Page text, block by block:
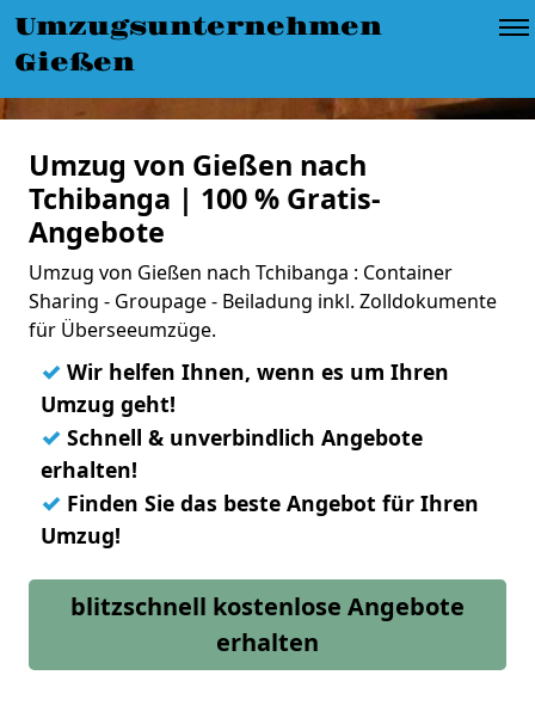
Umzugsunternehmen
Gießen
Umzug von Gießen nach
Tchibanga | 100 % Gratis-
Angebote
Umzug von Gießen nach Tchibanga : Container
Sharing - Groupage - Beiladung inkl. Zolldokumente
für Überseeumzüge.
✓ Wir helfen Ihnen, wenn es um Ihren
Umzug geht!
✓ Schnell & unverbindlich Angebote
erhalten!
✓ Finden Sie das beste Angebot für Ihren
Umzug!
blitzschnell kostenlose Angebote
erhalten